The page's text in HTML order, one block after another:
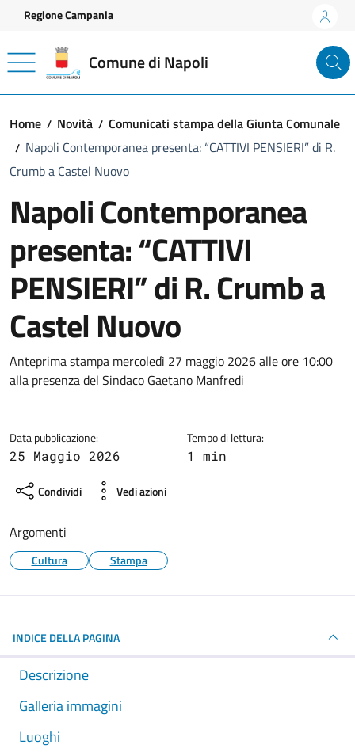
Vai ai contenuti
Vai al footer
Regione Campania
Comune di Napoli
Home Novità
Comunicati stampa della Giunta Comunale
Napoli Contemporanea presenta: “CATTIVI PENSIERI” di R.
Crumb a Castel Nuovo
Napoli Contemporanea
presenta: “CATTIVI
PENSIERI” di R. Crumb a
Castel Nuovo
Dettagli della notizia
Anteprima stampa mercoledì 27 maggio 2026 alle ore 10:00
alla presenza del Sindaco Gaetano Manfredi
Data pubblicazione:
25 Maggio 2026
Tempo di lettura:
1 min
Condividi Vedi azioni
Argomenti
Cultura Stampa
INDICE DELLA PAGINA
Descrizione
Galleria immagini
Luoghi